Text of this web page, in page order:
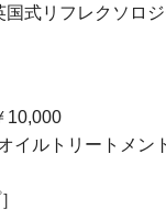
式リフレクソロジ
10,000
ルトリートメン